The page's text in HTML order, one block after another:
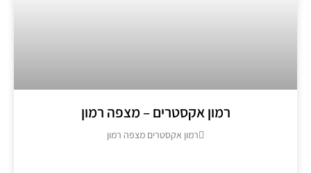
רמון אקסטרים – מצפה רמון
רמון אקסטרים מצפה רמון